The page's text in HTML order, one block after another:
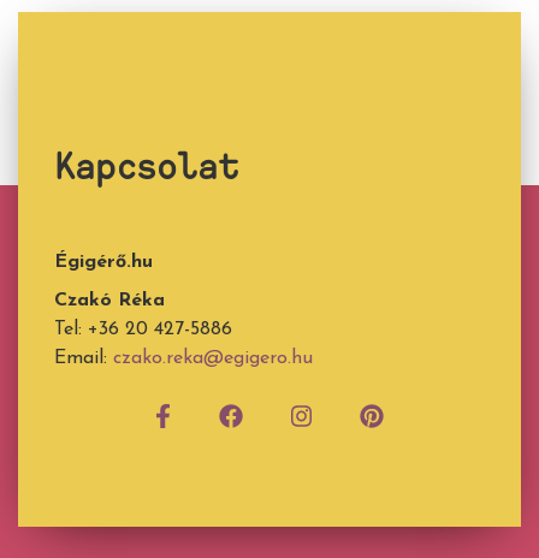
Kapcsolat
Égigérő.hu
Czakó Réka
Tel: +36 20 427-5886
Email: czako.reka@egigero.hu